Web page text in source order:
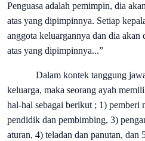
Penguasa adalah pemimpin, dia
atas yang dipimpinnya. Setiap
anggota keluargannya dan dia
atas yang dipimpinnya...”
Dalam kontek tanggung
keluarga, maka seorang ayah
hal-hal sebagai berikut ; 1) pemberi
pendidik dan pembimbing, 3)
aturan, 4) teladan dan panutan, dan